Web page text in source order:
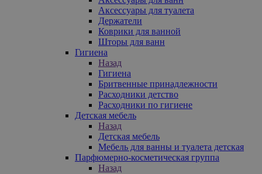
Аксессуары для туалета
Держатели
Коврики для ванной
Шторы для ванн
Гигиена
Назад
Гигиена
Бритвенные принадлежности
Расходники детство
Расходники по гигиене
Детская мебель
Назад
Детская мебель
Мебель для ванны и туалета детская
Парфюмерно-косметическая группа
Назад